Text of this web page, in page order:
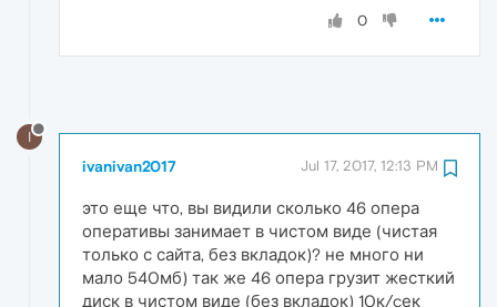
0
I
ivanivan2017 Jul 17, 2017, 12:13 PM
это еще что, вы видили сколько 46 опера
оперативы занимает в чистом виде (чистая
только с сайта, без вкладок)? не много ни
мало 540мб) так же 46 опера грузит жесткий
диск в чистом виде (без вкладок) 10к/cек